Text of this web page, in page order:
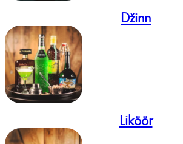
Džinn
Liköör